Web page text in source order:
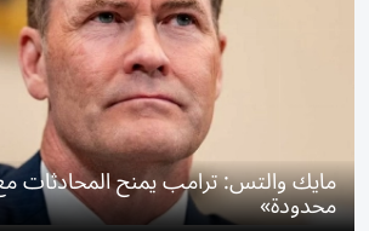
مايك والتس: ترامب يمنح المحادثات
محدودة»